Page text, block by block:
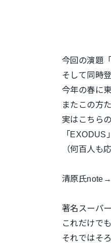
今回の演題
そして同時
今年の春に
またこの方
実はこちら
「
（何百人も
清原氏note→
著名スーパ
これだけで
それではそ